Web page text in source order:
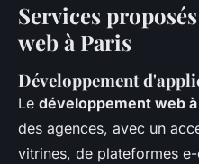
Services
web à Paris
Développement
Le développement web à
des agences, avec un
vitrines, de plateformes